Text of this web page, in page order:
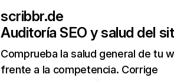
scribbr.de
Auditoría SEO y salud del
Comprueba la salud general de tu
frente a la competencia. Corrige